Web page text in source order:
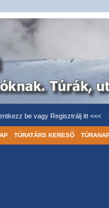
be vagy Regisztrálj itt <<<
TÚRATÁRS KERESŐ